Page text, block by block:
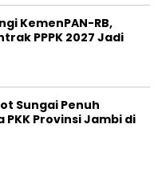
KemenPAN-RB,
PPPK 2027 Jadi
Sungai Penuh
Provinsi Jambi di